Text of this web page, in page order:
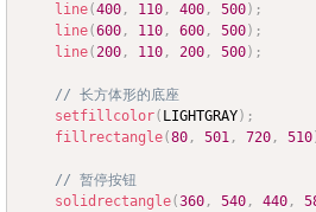
line(400 , 110 , 400 , 500) ;
line(600 , 110 , 600 , 500) ;
line(200 , 110 , 200 , 500) ;
// 长方体形的底座
setfillcolor( LIGHTGRAY) ;
fillrectangle(80 , 501 , 720 , 510
// 暂停按钮
solidrectangle(360 , 540 , 440 ,